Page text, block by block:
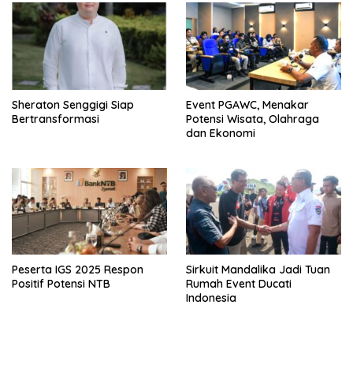
Sheraton Senggigi Siap
Bertransformasi
Event PGAWC, Menakar
Potensi Wisata, Olahraga
dan Ekonomi
Peserta IGS 2025 Respon
Positif Potensi NTB
Sirkuit Mandalika Jadi Tuan
Rumah Event Ducati
Indonesia